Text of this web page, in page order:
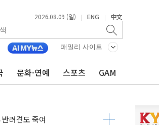
2026.08.09 (일) | ENG | 中文
패밀리 사이트
문화·연예 스포츠 GAM
량 통행 선제 제한
져
, 조사 중
...金 46.01% vs 鄭 44.53%
려견도 죽여